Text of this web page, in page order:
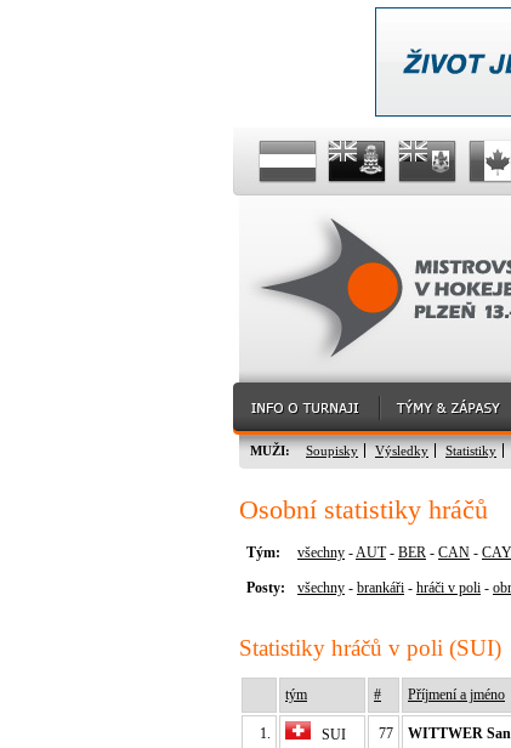
MUŽI: Soupisky Výsledky Statistiky
Osobní statistiky hráčů
Tým: všechny -AUT- BER - CAN - CAY
Posty: všechny - brankáři - hráči v poli -
Statistiky hráčů v poli (SUI)
tým # Příjmení a jméno
1. SUI 77 WITTWER